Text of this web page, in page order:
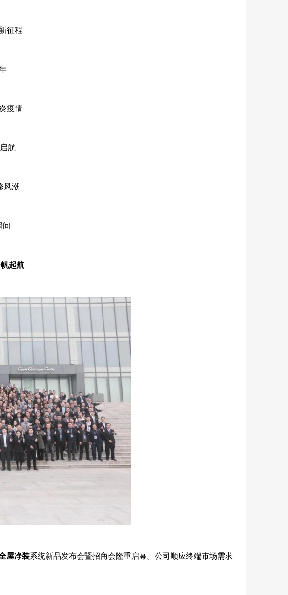
征程
疫情
航
风潮
间
起航
屋净装系统新品发布会暨招商会隆重启幕。公司顺应终端市场需求